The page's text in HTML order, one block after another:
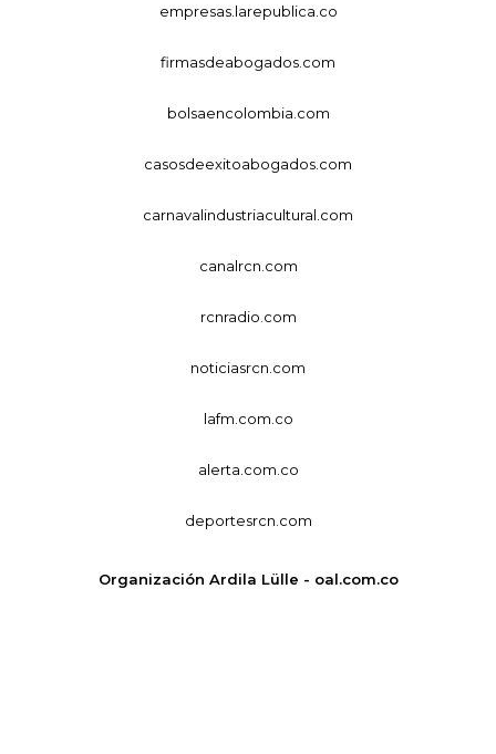
empresas.larepublica.co
firmasdeabogados.com
bolsaencolombia.com
casosdeexitoabogados.com
carnavalindustriacultural.com
canalrcn.com
rcnradio.com
noticiasrcn.com
lafm.com.co
alerta.com.co
deportesrcn.com
Organización Ardila Lülle - oal.com.co